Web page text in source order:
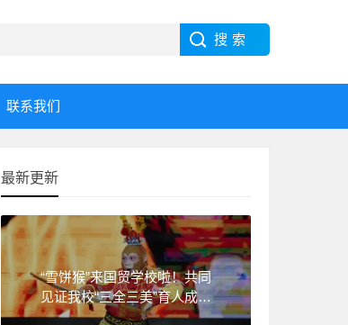
联系我们
最新更新
“雪饼猴”来国贸学校啦！共同
见证我校“三全三美”育人成果
展演